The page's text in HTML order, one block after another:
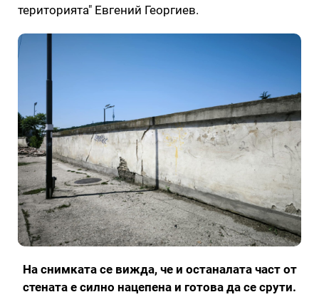
територията" Евгений Георгиев.
На снимката се вижда, че и останалата част от
стената е силно нацепена и готова да се срути.